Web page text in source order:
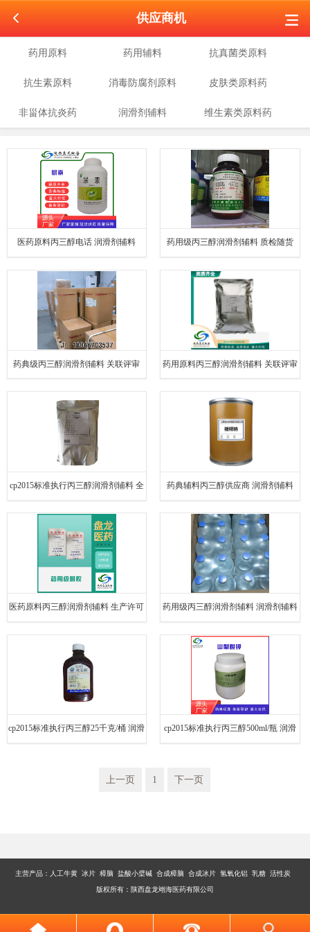
供应商机
药用原料 药用辅料 抗真菌类原料
抗生素原料 消毒防腐剂原料 皮肤类原料药
非甾体抗炎药 润滑剂辅料 维生素类原料药
医药原料丙三醇电话 润滑剂辅料 药用级丙三醇润滑剂辅料 质检随货
药典级丙三醇润滑剂辅料 关联评审 药用原料丙三醇润滑剂辅料 关联评审
cp2015标准执行丙三醇润滑剂辅料 全
套资质
药典辅料丙三醇供应商 润滑剂辅料
医药原料丙三醇润滑剂辅料 生产许可 药用级丙三醇润滑剂辅料 润滑剂辅料
cp2015标准执行丙三醇25千克/桶 润滑 cp2015标准执行丙三醇500ml/瓶 润滑
上一页 1 下一页
主营产品： 人工牛黄 冰片 樟脑 盐酸小檗碱 合成樟脑 合成冰片 氢氧化铝 乳糖 活性炭
版权所有：陕西盘龙翊海医药有限公司